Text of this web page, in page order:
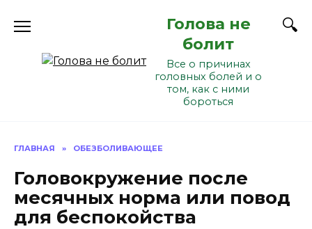
Голова не
болит
Все о причинах
головных болей и о
том, как с ними
бороться
ГЛАВНАЯ » ОБЕЗБОЛИВАЮЩЕЕ
Головокружение после
месячных норма или повод
для беспокойства